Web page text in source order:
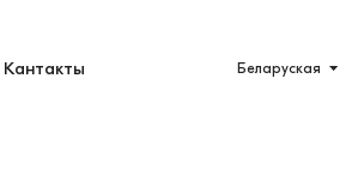
Кантакты Беларуская